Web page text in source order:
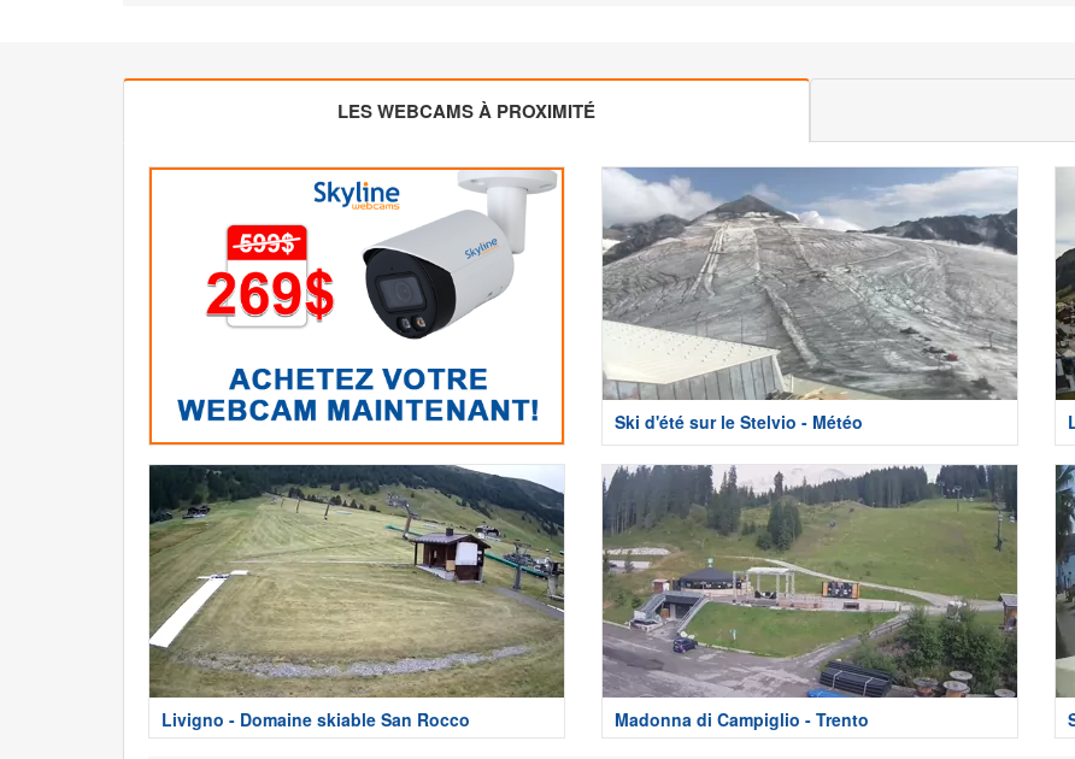
LES WEBCAMS À PROXIMITÉ
Ski d'été sur le Stelvio - Météo
Livigno - Domaine skiable San Rocco Madonna di Campiglio - Trento